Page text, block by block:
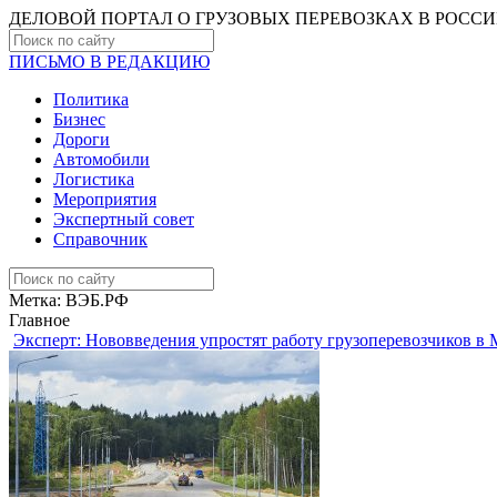
ДЕЛОВОЙ ПОРТАЛ О ГРУЗОВЫХ ПЕРЕВОЗКАХ В
ПИСЬМО В РЕДАКЦИЮ
Политика
Бизнес
Дороги
Автомобили
Логистика
Мероприятия
Экспертный совет
Справочник
Метка: ВЭБ.РФ
Главное
Эксперт: Нововведения упростят работу грузоперевозчиков в